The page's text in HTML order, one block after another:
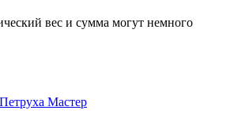
вес и сумма могут немного